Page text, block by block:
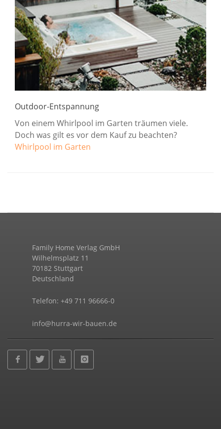
Outdoor-Entspannung
Von einem Whirlpool im Garten träumen viele.
Doch was gilt es vor dem Kauf zu beachten?
Whirlpool im Garten
Family Home Verlag GmbH
Wilhelmsplatz 11
70182 Stuttgart
Deutschland
Telefon: +49 711 96666-0
info@hurra-wir-bauen.de